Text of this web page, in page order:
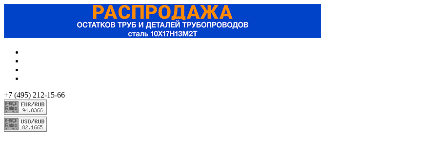
+7 (495) 212-15-66